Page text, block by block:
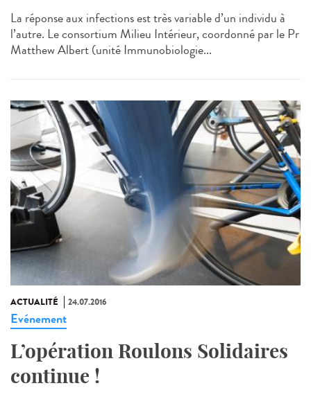
La réponse aux infections est très variable d’un individu à
l’autre. Le consortium Milieu Intérieur, coordonné par le Pr
Matthew Albert (unité Immunobiologie...
ACTUALITÉ 24.07.2016
Evénement
L’opération Roulons Solidaires
continue !